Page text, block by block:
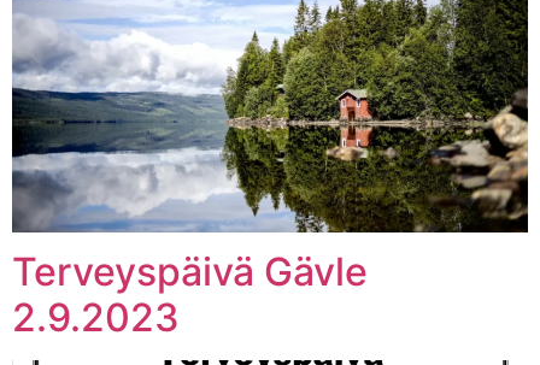
Terveyspäivä Gävle
2.9.2023